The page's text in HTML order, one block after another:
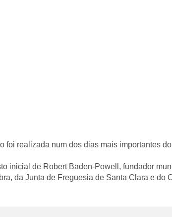
foi realizada num dos dias mais importantes
inicial de Robert Baden-Powell, fundador
da Junta de Freguesia de Santa Clara e do